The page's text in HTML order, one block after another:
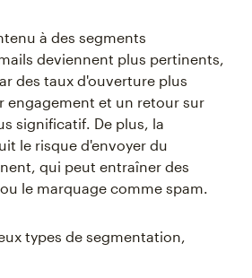
à des segments
deviennent plus pertinents,
des taux d'ouverture plus
engagement et un retour sur
significatif. De plus, la
le risque d'envoyer du
qui peut entraîner des
le marquage comme spam.
types de segmentation,